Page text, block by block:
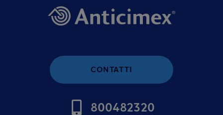
CONTATTI
800482320